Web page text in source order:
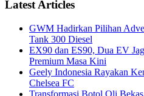
Latest Articles
GWM Hadirkan Pilihan
Tank 300 Diesel
EX90 dan ES90, Dua EV
Premium Masa Kini
Geely Indonesia Rayakan
Chelsea FC